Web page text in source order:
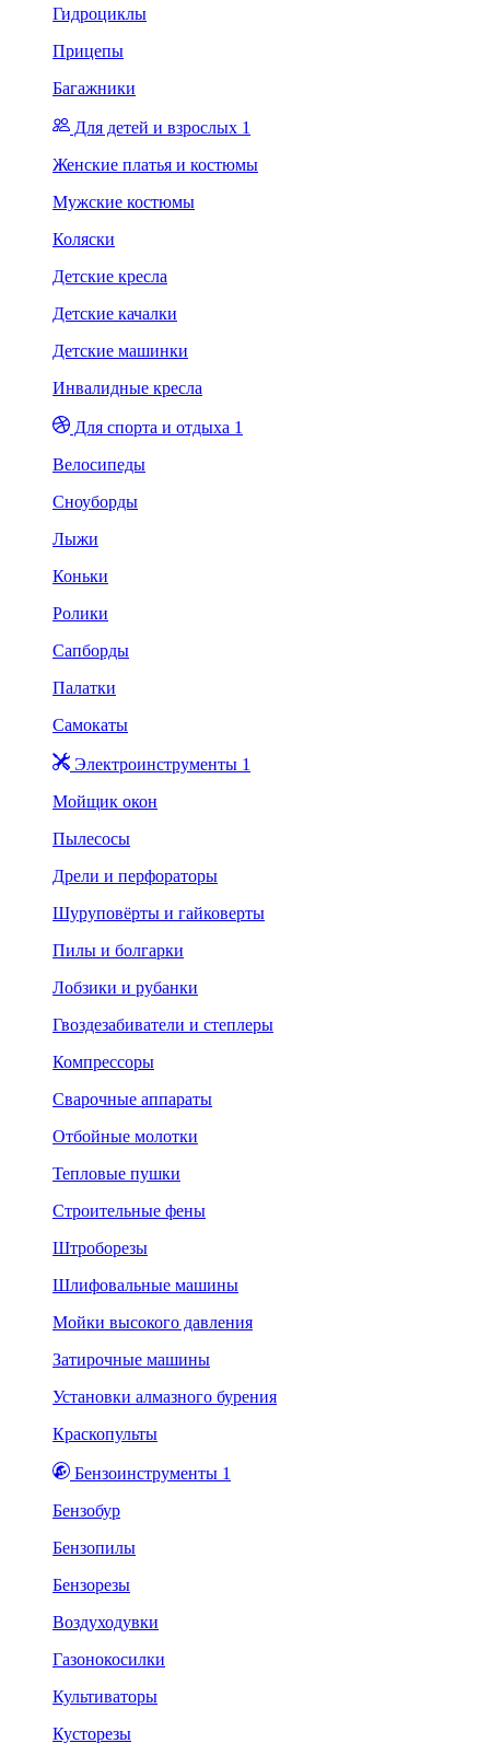
Гидроциклы
Прицепы
Багажники
Для детей и взрослых 1
Женские платья и костюмы
Мужские костюмы
Коляски
Детские кресла
Детские качалки
Детские машинки
Инвалидные кресла
Для спорта и отдыха 1
Велосипеды
Сноуборды
Лыжи
Коньки
Ролики
Сапборды
Палатки
Самокаты
Электроинструменты 1
Мойщик окон
Пылесосы
Дрели и перфораторы
Шуруповёрты и гайковерты
Пилы и болгарки
Лобзики и рубанки
Гвоздезабиватели и степлеры
Компрессоры
Сварочные аппараты
Отбойные молотки
Тепловые пушки
Строительные фены
Штроборезы
Шлифовальные машины
Мойки высокого давления
Затирочные машины
Установки алмазного бурения
Краскопульты
Бензоинструменты 1
Бензобур
Бензопилы
Бензорезы
Воздуходувки
Газонокосилки
Культиваторы
Кусторезы